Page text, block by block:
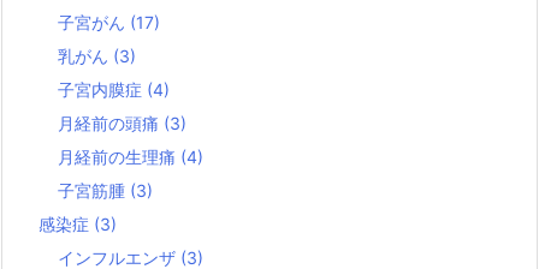
子宮がん (17)
乳がん (3)
子宮内膜症 (4)
月経前の頭痛 (3)
月経前の生理痛 (4)
子宮筋腫 (3)
感染症 (3)
インフルエンザ (3)